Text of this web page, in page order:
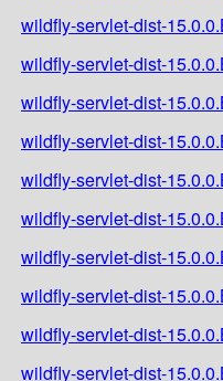
wildfly-servlet-dist-
wildfly-servlet-dist-
wildfly-servlet-dist-
wildfly-servlet-dist-
wildfly-servlet-dist-
wildfly-servlet-dist-
wildfly-servlet-dist-
wildfly-servlet-dist-
wildfly-servlet-dist-
wildfly-servlet-dist-